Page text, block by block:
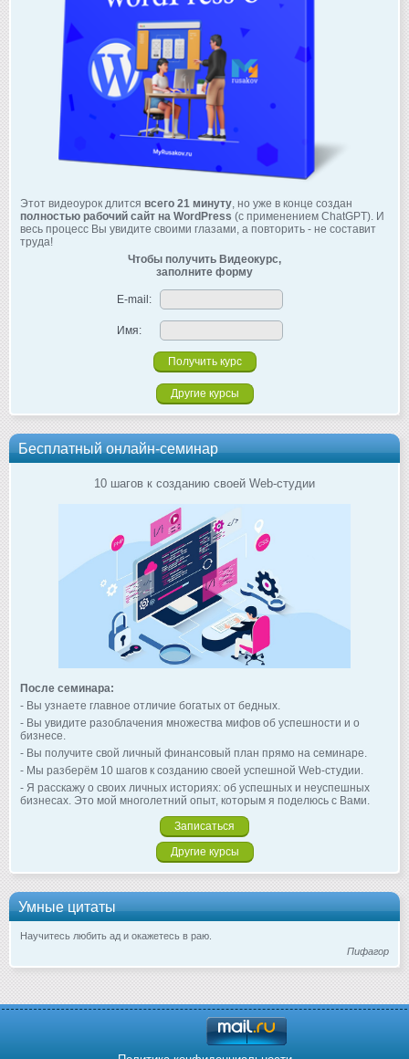
Этот видеоурок длится всего 21 минуту, но уже в конце создан
полностью рабочий сайт на WordPress (с применением ChatGPT). И
весь процесс Вы увидите своими глазами, а повторить - не составит
труда!
Чтобы получить Видеокурс,
заполните форму
E-mail:
Имя:
Другие курсы
Бесплатный онлайн-семинар
10 шагов к созданию своей Web-студии
После семинара:
- Вы узнаете главное отличие богатых от бедных.
- Вы увидите разоблачения множества мифов об успешности и о
бизнесе.
- Вы получите свой личный финансовый план прямо на семинаре.
- Мы разберём 10 шагов к созданию своей успешной Web-студии.
- Я расскажу о своих личных историях: об успешных и неуспешных
бизнесах. Это мой многолетний опыт, которым я поделюсь с Вами.
Записаться
Другие курсы
Умные цитаты
Научитесь любить ад и окажетесь в раю.
Пифагор